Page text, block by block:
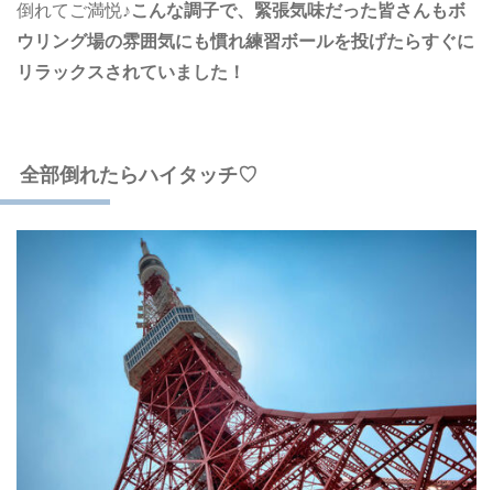
倒れてご満悦♪こんな調子で、緊張気味だった皆さんもボ
ウリング場の雰囲気にも慣れ練習ボールを投げたらすぐに
リラックスされていました！
全部倒れたらハイタッチ♡